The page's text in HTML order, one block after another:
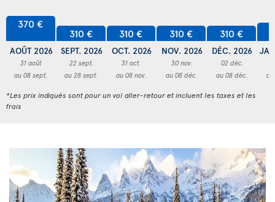
370 €
AOÛT 2026
31 août
au 08 sept.
310 €
SEPT. 2026
22 sept.
au 28 sept.
310 €
OCT. 2026
31 oct.
au 08 nov.
310 €
NOV. 2026
30 nov.
au 08 déc.
310 €
DÉC. 2026
02 déc.
au 08 déc.
*Les prix indiqués sont pour un vol aller-retour et incluent les taxes et les
frais